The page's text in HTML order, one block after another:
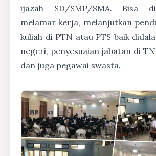
ijazah SD/SMP/SMA. Bisa
melamar kerja, melanjutkan
kuliah di PTN atau PTS baik
negeri, penyesuaian jabatan di
dan juga pegawai swasta.